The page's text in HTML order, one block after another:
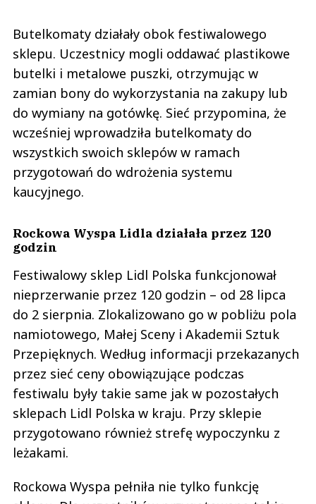
Butelkomaty działały obok festiwalowego
sklepu. Uczestnicy mogli oddawać plastikowe
butelki i metalowe puszki, otrzymując w
zamian bony do wykorzystania na zakupy lub
do wymiany na gotówkę. Sieć przypomina, że
wcześniej wprowadziła butelkomaty do
wszystkich swoich sklepów w ramach
przygotowań do wdrożenia systemu
kaucyjnego.
Rockowa Wyspa Lidla działała przez 120
godzin
Festiwalowy sklep Lidl Polska funkcjonował
nieprzerwanie przez 120 godzin – od 28 lipca
do 2 sierpnia. Zlokalizowano go w pobliżu pola
namiotowego, Małej Sceny i Akademii Sztuk
Przepięknych. Według informacji przekazanych
przez sieć ceny obowiązujące podczas
festiwalu były takie same jak w pozostałych
sklepach Lidl Polska w kraju. Przy sklepie
przygotowano również strefę wypoczynku z
leżakami.
Rockowa Wyspa pełniła nie tylko funkcję